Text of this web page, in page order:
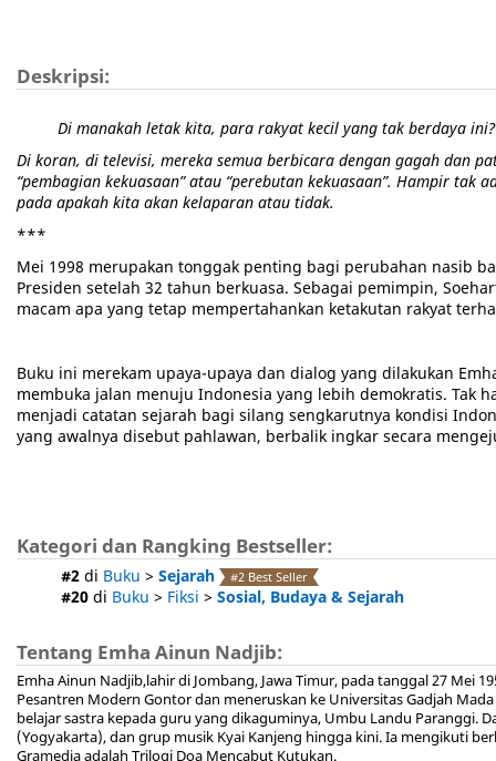
Deskripsi:
Di manakah letak kita, para rakyat kecil yang tak berdaya ini?
Di koran, di televisi, mereka semua berbicara dengan gagah dan
“pembagian kekuasaan” atau “perebutan kekuasaan”. Hampir
pada apakah kita akan kelaparan atau tidak.
***
Mei 1998 merupakan tonggak penting bagi perubahan nasib
Presiden setelah 32 tahun berkuasa. Sebagai pemimpin,
macam apa yang tetap mempertahankan ketakutan rakyat
Buku ini merekam upaya-upaya dan dialog yang dilakukan
membuka jalan menuju Indonesia yang lebih demokratis. Tak
menjadi catatan sejarah bagi silang sengkarutnya kondisi
yang awalnya disebut pahlawan, berbalik ingkar secara
Kategori dan Rangking Bestseller:
#2 di Buku > Sejarah #2 Best Seller
#20 di Buku > Fiksi > Sosial, Budaya & Sejarah
Tentang Emha Ainun Nadjib:
Emha Ainun Nadjib,lahir di Jombang, Jawa Timur, pada tanggal 27 Mei
Pesantren Modern Gontor dan meneruskan ke Universitas Gadjah
belajar sastra kepada guru yang dikaguminya, Umbu Landu Paranggi.
(Yogyakarta), dan grup musik Kyai Kanjeng hingga kini. Ia mengikuti
Gramedia adalah Trilogi Doa Mencabut Kutukan.